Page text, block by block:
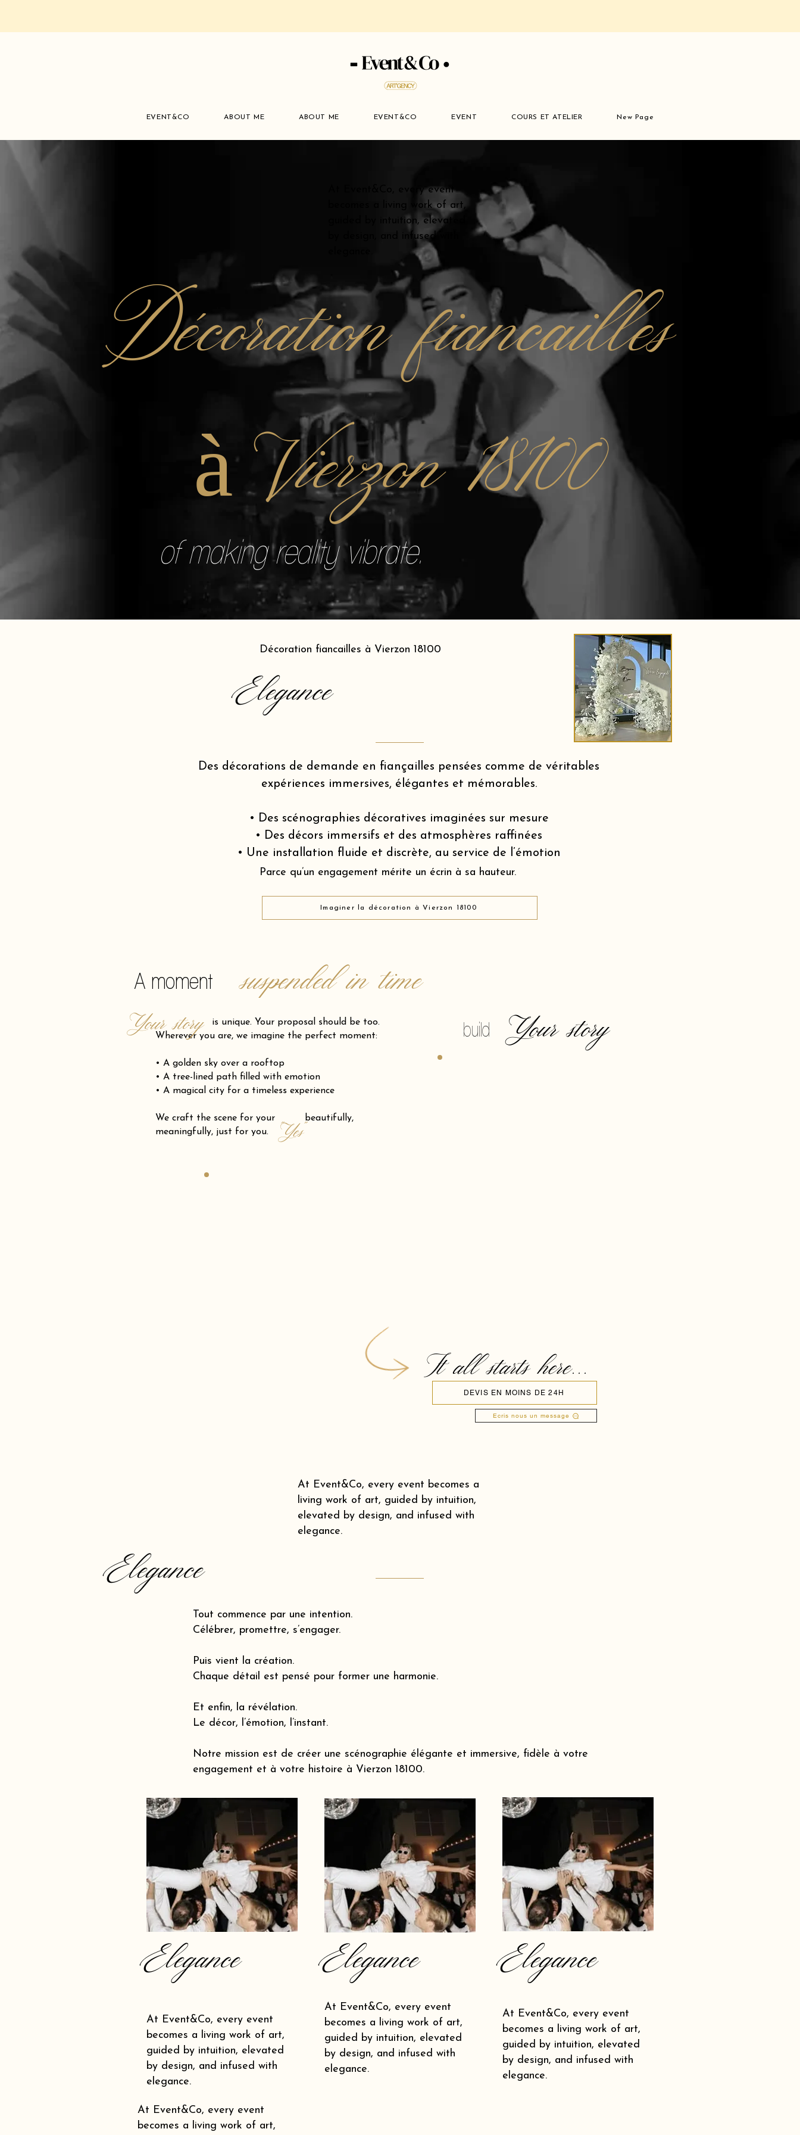
EVENT&CO ABOUT ME ABOUT ME EVENT&CO EVENT COURS ET ATELIER New Page
At Event&Co, every event
becomes a living work of art,
guided by intuition, elevated
by design, and infused with
Décoration fiancailles
à Vierzon 18100
of making reality vibrate.
Décoration fiancailles à Vierzon 18100
Elegance
Des décorations de demande en fiançailles pensées comme de véritables
expériences immersives, élégantes et mémorables.
• Des scénographies décoratives imaginées sur mesure
• Des décors immersifs et des atmosphères raffinées
• Une installation fluide et discrète, au service de l’émotion
Parce qu’un engagement mérite un écrin à sa hauteur.
Imaginer la décoration à Vierzon 18100
A moment suspended in time
is unique. Your proposal should be too.
Wherever you are, we imagine the perfect moment:
• A golden sky over a rooftop
• A tree-lined path filled with emotion
• A magical city for a timeless experience
We craft the scene for your beautifully,
meaningfully, just for you.
Your story
"Yes"
build Your story
It all starts here...
Ecris nous un message
DEVIS EN MOINS DE 24H
At Event&Co, every event becomes a
living work of art, guided by intuition,
elevated by design, and infused with
elegance.
Elegance
Tout commence par une intention.
Célébrer, promettre, s’engager.
Puis vient la création.
Chaque détail est pensé pour former une harmonie.
Et enfin, la révélation.
Le décor, l’émotion, l’instant.
Notre mission est de créer une scénographie élégante et immersive, fidèle à votre
engagement et à votre histoire à Vierzon 18100.
Elegance Elegance Elegance
At Event&Co, every event
becomes a living work of art,
guided by intuition, elevated
by design, and infused with
elegance.
At Event&Co, every event
becomes a living work of art,
guided by intuition, elevated
by design, and infused with
elegance.
At Event&Co, every event
becomes a living work of art,
guided by intuition, elevated
by design, and infused with
elegance.
At Event&Co, every event
becomes a living work of art,